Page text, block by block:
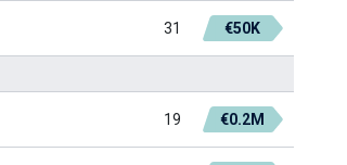
31 €50K
19 €0.2M